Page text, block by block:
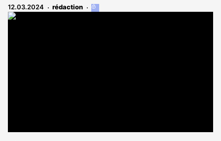
12.03.2024 rédaction
Cet